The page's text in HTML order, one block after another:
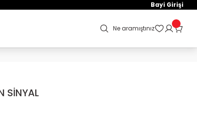
Bayi Girişi
Ne aramıştınız
SİNYAL